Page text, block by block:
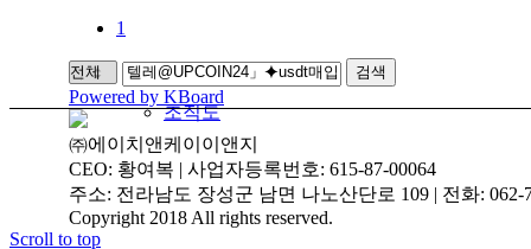
조직도
1
검색
Powered by KBoard
㈜에이치앤케이이앤지
CEO: 황여복 | 사업자등록번호: 615-87-00064
주소: 전라남도 장성군 남면 나노산단로 109 | 전화: 062-
Copyright 2018 All rights reserved.
Scroll to top